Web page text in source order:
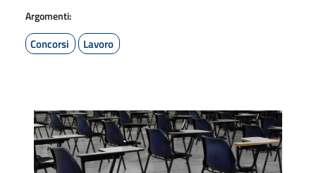
Argomenti:
Concorsi Lavoro